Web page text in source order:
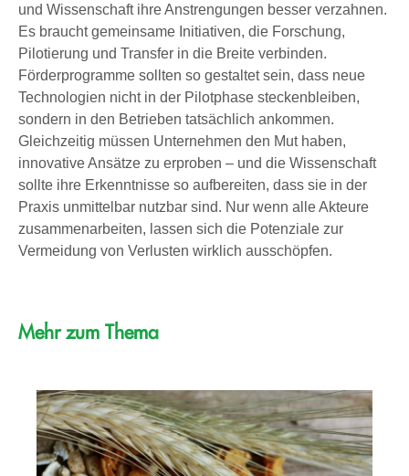
und Wissenschaft ihre Anstrengungen besser verzahnen.
Es braucht gemeinsame Initiativen, die Forschung,
Pilotierung und Transfer in die Breite verbinden.
Förderprogramme sollten so gestaltet sein, dass neue
Technologien nicht in der Pilotphase steckenbleiben,
sondern in den Betrieben tatsächlich ankommen.
Gleichzeitig müssen Unternehmen den Mut haben,
innovative Ansätze zu erproben – und die Wissenschaft
sollte ihre Erkenntnisse so aufbereiten, dass sie in der
Praxis unmittelbar nutzbar sind. Nur wenn alle Akteure
zusammenarbeiten, lassen sich die Potenziale zur
Vermeidung von Verlusten wirklich ausschöpfen.
Mehr zum Thema